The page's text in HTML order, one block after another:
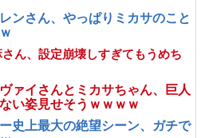
ンさん、やっぱりミカサのこと
さん、設定崩壊しすぎてもうめち
ァイさんとミカサちゃん、巨人
い姿見せそうｗｗｗｗ
史上最大の絶望シーン、ガチで